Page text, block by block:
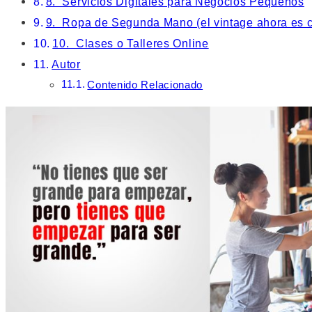
9. Ropa de Segunda Mano (el vintage ahora es
10. Clases o Talleres Online
Autor
Contenido Relacionado